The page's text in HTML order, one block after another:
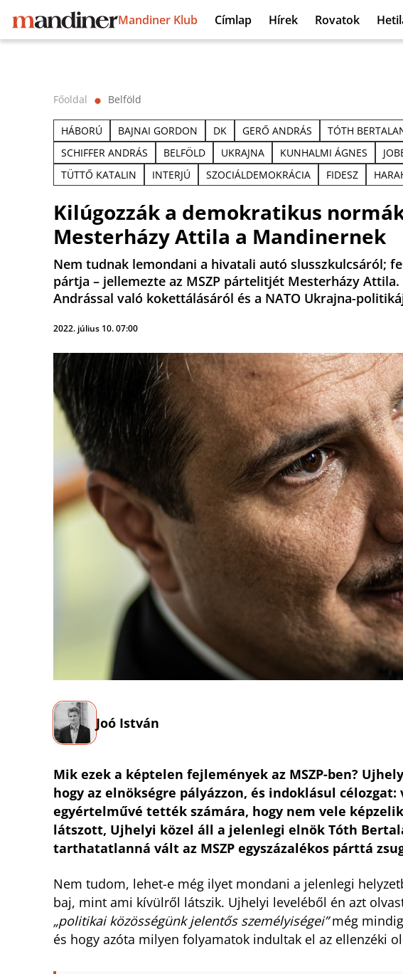
Mandiner Klub Címlap Hírek Rovatok
Főoldal ⬤ Belföld
HÁBORÚ BAJNAI GORDON DK GERŐ ANDRÁS TÓTH
SCHIFFER ANDRÁS
BELFÖLD UKRAJNA KUNHALMI ÁGNES
TÜTTŐ KATALIN
INTERJÚ SZOCIÁLDEMOKRÁCIA FIDESZ
Kilúgozzák a demokratikus
Mesterházy Attila a Mandinernek
Nem tudnak lemondani a hivatali autó slusszkulcsáról;
pártja – jellemezte az MSZP pártelitjét Mesterházy
Andrással való kokettálásáról és a NATO Ukrajna-
2022. július 10. 07:00
Joó István
Mik ezek a képtelen fejlemények az MSZP-ben?
hogy az elnökségre pályázzon, és indoklásul
egyértelművé tették számára, hogy nem vele
látszott, Ujhelyi közel áll a jelenlegi elnök Tóth
tarthatatlanná vált az MSZP egyszázalékos párttá
Nem tudom, lehet-e még ilyet mondani a jelenlegi
baj, mint ami kívülről látszik. Ujhelyi leveléből én azt
„politikai közösségünk jelentős személyiségei”még
és hogy azóta milyen folyamatok indultak el az ellenzéki